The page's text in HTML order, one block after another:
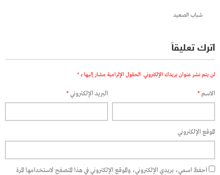
شباب الصعيد
اترك تعليقاً
لن يتم نشر عنوان بريدك الإلكتروني. الحقول الإلزامية مشار إليها بـ *
الاسم* البريد الإلكتروني*
الموقع الإلكتروني
احفظ اسمي، بريدي الإلكتروني، والموقع الإلكتروني في هذا المتصفح لاستخدامها المرة